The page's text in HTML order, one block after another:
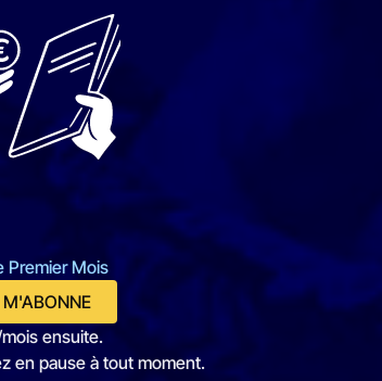
Premier Mois
M'ABONNE
ensuite.
en pause à tout moment.